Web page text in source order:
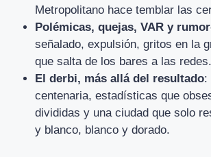
Metropolitano hace temblar las
Polémicas, quejas, VAR y
señalado, expulsión, gritos en la
que salta de los bares a las redes.
El derbi, más allá del resultado:
centenaria, estadísticas que
divididas y una ciudad que solo
y blanco, blanco y dorado.